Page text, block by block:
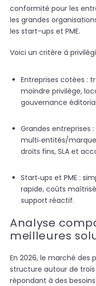
conformité pour les
les grandes
les start-ups et PME.
Voici un critère à
Entreprises cotées :
moindre privilège,
gouvernance
Grandes entreprises
multi‑entités/
droits fins, SLA et
Start‑ups et PME :
rapide, coûts
support réactif.
Analyse
meilleures
En 2026, le marché des
structure autour de
répondant à des